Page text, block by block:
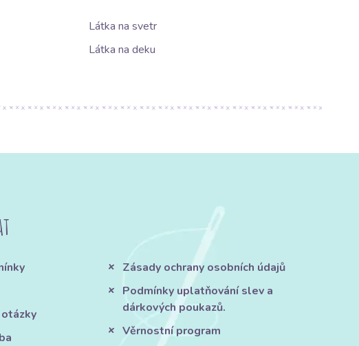
Látka na svetr
Látka na deku
Zásady ochrany osobních údajů
Podmínky uplatňování slev a
dárkových poukazů.
Věrnostní program